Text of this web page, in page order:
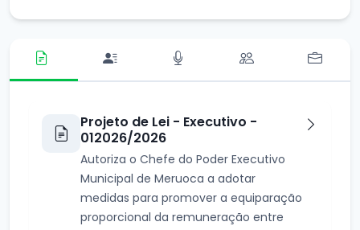
Projeto de Lei - Executivo -
012026/2026
Autoriza o Chefe do Poder Executivo
Municipal de Meruoca a adotar
medidas para promover a equiparação
proporcional da remuneração entre